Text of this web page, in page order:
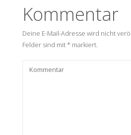
Kommentar
Deine E-Mail-Adresse wird nicht
Felder sind mit*markiert.